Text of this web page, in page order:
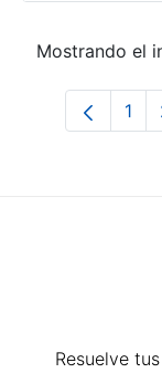
Mostrando el
1
Resuelve